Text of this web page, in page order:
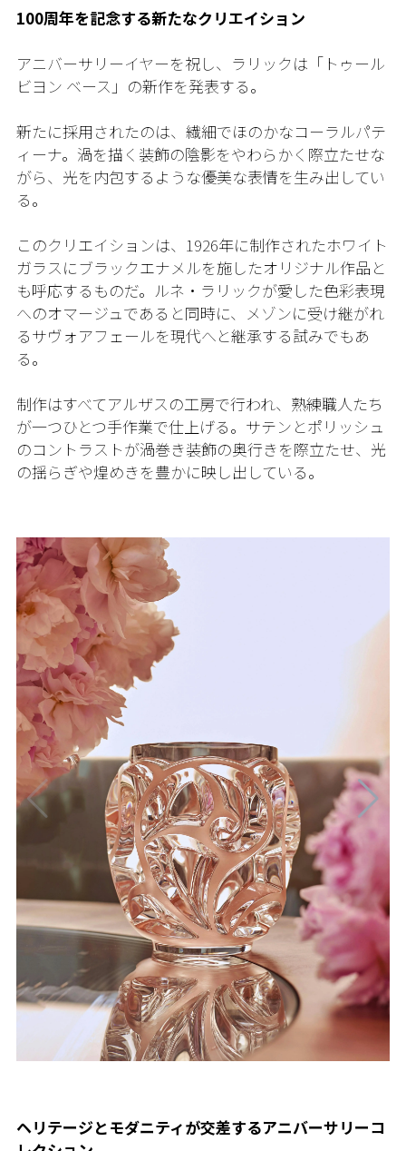
100周年を記念する新たなクリエイション
アニバーサリーイヤーを祝し、ラリックは「トゥール
ビヨン ベース」の新作を発表する。
新たに採用されたのは、繊細でほのかなコーラルパテ
ィーナ。渦を描く装飾の陰影をやわらかく際立たせな
がら、光を内包するような優美な表情を生み出してい
る。
このクリエイションは、1926年に制作されたホワイト
ガラスにブラックエナメルを施したオリジナル作品と
も呼応するものだ。ルネ・ラリックが愛した色彩表現
へのオマージュであると同時に、メゾンに受け継がれ
るサヴォアフェールを現代へと継承する試みでもあ
る。
制作はすべてアルザスの工房で行われ、熟練職人たち
が一つひとつ手作業で仕上げる。サテンとポリッシュ
のコントラストが渦巻き装飾の奥行きを際立たせ、光
の揺らぎや煌めきを豊かに映し出している。
ヘリテージとモダニティが交差するアニバーサリーコ